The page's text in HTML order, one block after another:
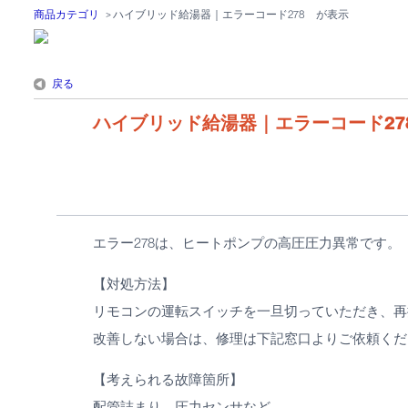
商品カテゴリ >ハイブリッド給湯器｜エラーコード278 が表示
戻る
ハイブリッド給湯器｜エラーコード
エラー278は、ヒートポンプの高圧圧力異常です。
【対処方法】
リモコンの運転スイッチを一旦切っていただき、
改善しない場合は、修理は下記窓口よりご依頼く
【考えられる故障箇所】